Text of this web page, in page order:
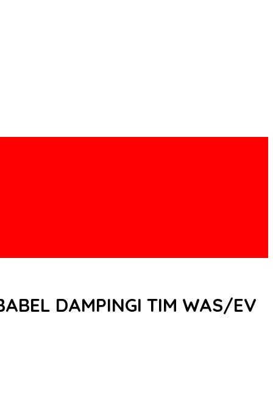
DAMPINGI TIM WAS/EV